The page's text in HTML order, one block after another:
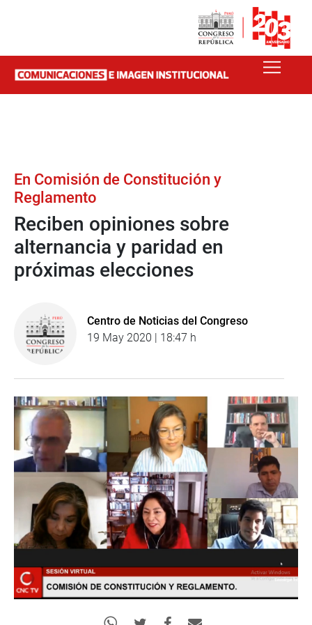
En Comisión de Constitución y
Reglamento
Reciben opiniones sobre
alternancia y paridad en
próximas elecciones
Centro de Noticias del Congreso
19 May 2020 | 18:47 h